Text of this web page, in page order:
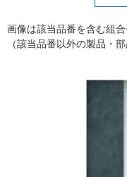
画像は該当品番を含む組合
（該当品番以外の製品・